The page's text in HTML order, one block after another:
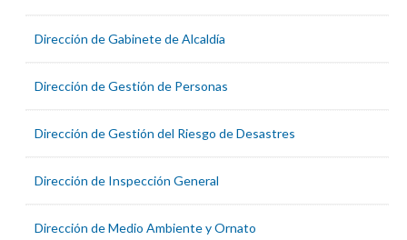
Dirección de Gabinete de Alcaldía
Dirección de Gestión de Personas
Dirección de Gestión del Riesgo de Desastres
Dirección de Inspección General
Dirección de Medio Ambiente y Ornato